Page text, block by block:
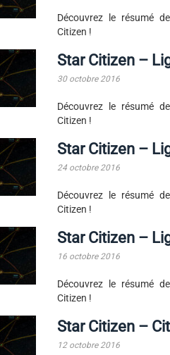
Découvrez le résumé
Citizen !
Star Citizen –
30 octobre 2016
Découvrez le résumé
Citizen !
Star Citizen –
24 octobre 2016
Découvrez le résumé
Citizen !
Star Citizen –
16 octobre 2016
Découvrez le résumé
Citizen !
Star Citizen –
12 octobre 2016